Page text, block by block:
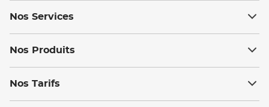
Nos Services
Nos Produits
Nos Tarifs